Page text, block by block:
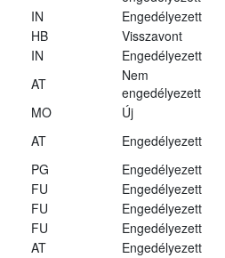
IN
Engedélyezett
HB
Visszavont
IN
Engedélyezett
AT
Nem
engedélyezett
MO
Új
AT
Engedélyezett
PG
Engedélyezett
FU
Engedélyezett
FU
Engedélyezett
FU
Engedélyezett
AT Engedélyezett